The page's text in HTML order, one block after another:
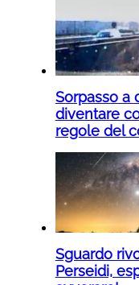
Sorpasso a
diventare
regole del
Sguardo
Perseidi,